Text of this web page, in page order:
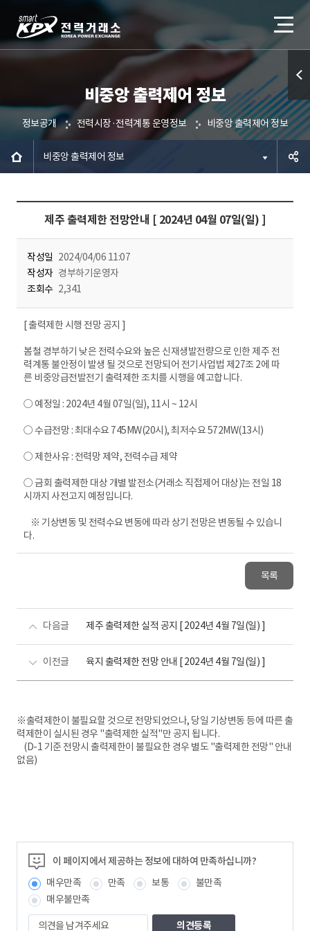
비중앙 출력제어 정보
정보공개 전력시장·전력계통 운영정보 비중앙 출력제어 정보
비중앙 출력제어 정보
제주 출력제한 전망안내 [ 2024년 04월 07일(일) ]
작성일 2024/04/06 11:07
작성자 경부하기운영자
조회수 2,341
[ 출력제한 시행 전망 공지 ]
봄철 경부하기 낮은 전력수요와 높은 신재생발전량으로 인한 제주 전
력계통 불안정이 발생 될 것으로 전망되어 전기사업법 제27조 2에 따
른 비중앙급전발전기 출력제한 조치를 시행을 예고합니다.
○ 예정일 : 2024년 4월 07일(일), 11시 ~ 12시
○ 수급전망 : 최대수요 745MW(20시), 최저수요 572MW(13시)
○ 제한사유 : 전력망 제약, 전력수급 제약
○ 금회 출력제한 대상 개별 발전소(거래소 직접제어 대상)는 전일 18
시까지 사전고지 예정입니다.
※ 기상변동 및 전력수요 변동에 따라 상기 전망은 변동될 수 있습니
다.
목록
다음글 제주 출력제한 실적 공지 [ 2024년 4월 7일(일) ]
이전글 육지 출력제한 전망 안내 [ 2024년 4월 7일(일) ]
※출력제한이 불필요할 것으로 전망되었으나, 당일 기상변동 등에 따른 출
력제한이 실시된 경우 "출력제한 실적"만 공지 됩니다.
(D-1 기준 전망시 출력제한이 불필요한 경우 별도 "출력제한 전망" 안내
없음)
이 페이지에서 제공하는 정보에 대하여 만족하십니까?
매우만족
만족 보통
불만족
매우불만족
의
퀵메
뉴 열
기